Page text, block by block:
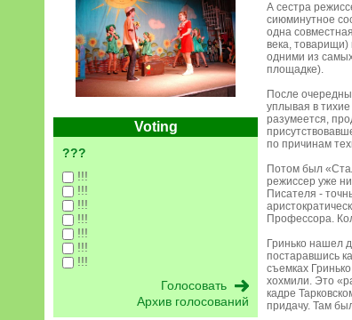
Voting
???
!!!
!!!
!!!
!!!
!!!
!!!
!!!
Архив голосований
А сестра
сиюминутное
одна
века,
одними из
площадке).
После
уплывая в
разумеется,
по причинам
Потом был
режиссер уже
Писателя -
Профессора.
Гринько нашел
постаравшись
съемках
хохмили. Это
кадре
придачу. Там